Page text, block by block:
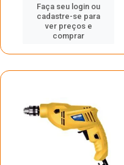
Faça seu login ou
cadastre-se para
ver preços e
comprar